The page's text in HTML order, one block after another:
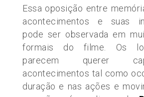
Essa oposição entre
acontecimentos e suas
pode ser observada em
formais do filme. Os
parecem querer
acontecimentos tal como
duração e nas ações e